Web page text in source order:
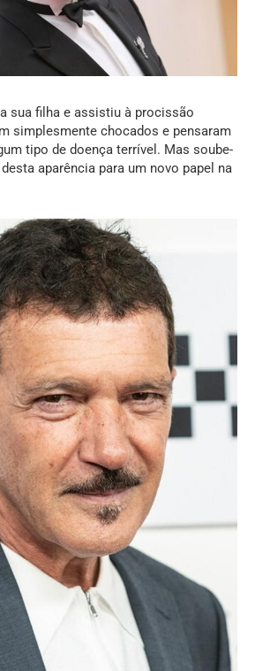
sua filha e assistiu à procissão
simplesmente chocados e pensaram
tipo de doença terrível. Mas soube-
aparência para um novo papel na